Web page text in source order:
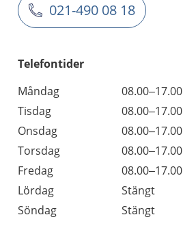
021-490 08 18
Telefontider
Måndag
08.00–17.00
Tisdag
08.00–17.00
Onsdag
08.00–17.00
Torsdag
08.00–17.00
Fredag
08.00–17.00
Lördag
Stängt
Söndag
Stängt